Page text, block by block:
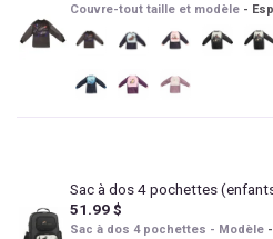
Couvre-tout taille et modèle -
Sac à dos 4 pochettes
51.99$
Sac à dos 4 pochettes - Modèle -